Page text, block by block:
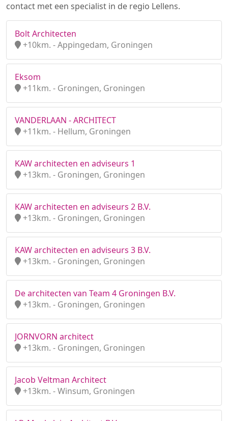
contact met een specialist in de regio Lellens.
Bolt Architecten
+10km. - Appingedam, Groningen
Eksom
+11km. - Groningen, Groningen
VANDERLAAN - ARCHITECT
+11km. - Hellum, Groningen
KAW architecten en adviseurs 1
+13km. - Groningen, Groningen
KAW architecten en adviseurs 2 B.V.
+13km. - Groningen, Groningen
KAW architecten en adviseurs 3 B.V.
+13km. - Groningen, Groningen
De architecten van Team 4 Groningen B.V.
+13km. - Groningen, Groningen
JORNVORN architect
+13km. - Groningen, Groningen
Jacob Veltman Architect
+13km. - Winsum, Groningen